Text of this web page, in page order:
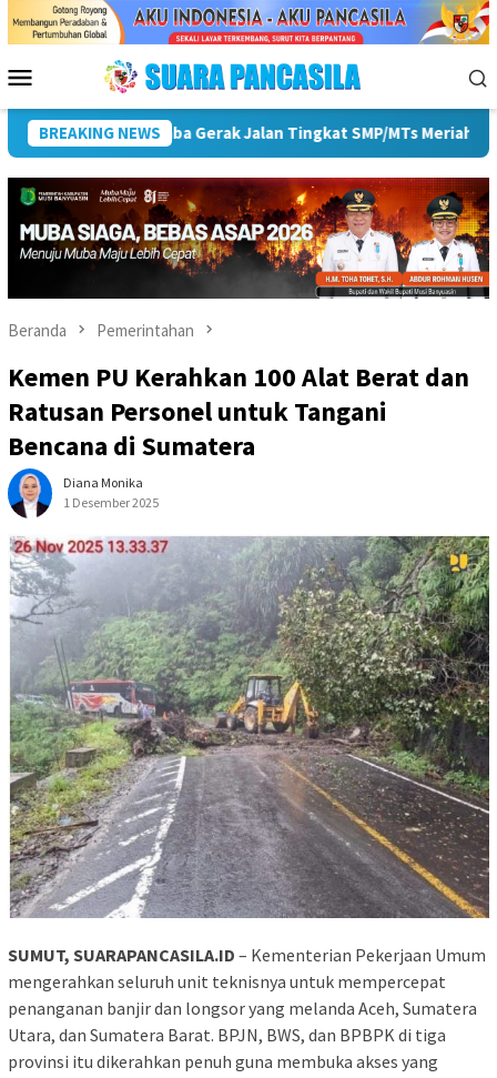
Menu
Mobile
BREAKING NEWS
Pemkot Lubuk Linggau Sosialisasikan Tanda Tangan
Beranda Pemerintahan
Kemen PU Kerahkan 100 Alat Berat dan
Ratusan Personel untuk Tangani
Bencana di Sumatera
Diana Monika
1 Desember 2025
SUMUT, SUARAPANCASILA.ID – Kementerian Pekerjaan Umum
mengerahkan seluruh unit teknisnya untuk mempercepat
penanganan banjir dan longsor yang melanda Aceh, Sumatera
Utara, dan Sumatera Barat. BPJN, BWS, dan BPBPK di tiga
provinsi itu dikerahkan penuh guna membuka akses yang